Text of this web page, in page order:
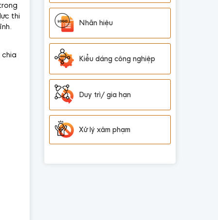
thi
Nhãn hiệu
Kiểu dáng công nghiệp
Duy trì/ gia hạn
Xử lý xâm phạm